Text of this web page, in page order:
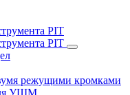
PIT
PIT
режущими кромками
УШМ